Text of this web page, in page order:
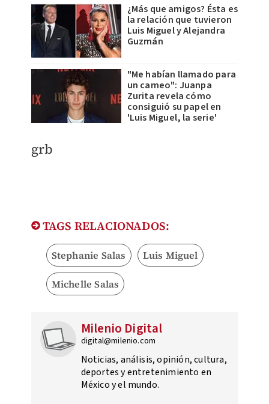
¿Más que amigos? Ésta es
la relación que tuvieron
Luis Miguel y Alejandra
Guzmán
"Me habían llamado para
un cameo": Juanpa
Zurita revela cómo
consiguió su papel en
'Luis Miguel, la serie'
​grb
TAGS RELACIONADOS:
Stephanie Salas Luis Miguel
Michelle Salas
Milenio Digital
digital@milenio.com
Noticias, análisis, opinión, cultura,
deportes y entretenimiento en
México y el mundo.